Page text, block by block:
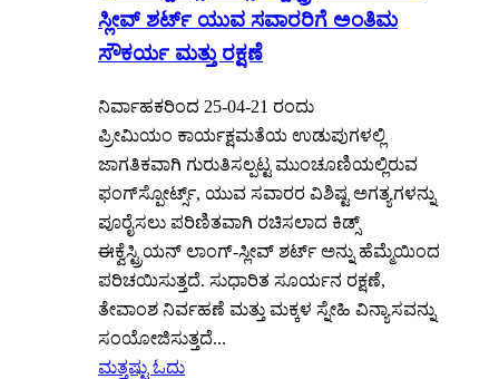
ಸ್ಲೀವ್ ಶರ್ಟ್ ಯುವ ಸವಾರರಿಗೆ ಅಂತಿಮ
ಸೌಕರ್ಯ ಮತ್ತು ರಕ್ಷಣೆ
ನಿರ್ವಾಹಕರಿಂದ 25-04-21 ರಂದು
ಪ್ರೀಮಿಯಂ ಕಾರ್ಯಕ್ಷಮತೆಯ ಉಡುಪುಗಳಲ್ಲಿ
ಜಾಗತಿಕವಾಗಿ ಗುರುತಿಸಲ್ಪಟ್ಟ ಮುಂಚೂಣಿಯಲ್ಲಿರುವ
ಫಂಗ್‌ಸ್ಪೋರ್ಟ್ಸ್, ಯುವ ಸವಾರರ ವಿಶಿಷ್ಟ ಅಗತ್ಯಗಳನ್ನು
ಪೂರೈಸಲು ಪರಿಣಿತವಾಗಿ ರಚಿಸಲಾದ ಕಿಡ್ಸ್
ಈಕ್ವೆಸ್ಟ್ರಿಯನ್ ಲಾಂಗ್-ಸ್ಲೀವ್ ಶರ್ಟ್ ಅನ್ನು ಹೆಮ್ಮೆಯಿಂದ
ಪರಿಚಯಿಸುತ್ತದೆ. ಸುಧಾರಿತ ಸೂರ್ಯನ ರಕ್ಷಣೆ,
ತೇವಾಂಶ ನಿರ್ವಹಣೆ ಮತ್ತು ಮಕ್ಕಳ ಸ್ನೇಹಿ ವಿನ್ಯಾಸವನ್ನು
ಸಂಯೋಜಿಸುತ್ತದೆ...
ಮತ್ತಷ್ಟು ಓದು